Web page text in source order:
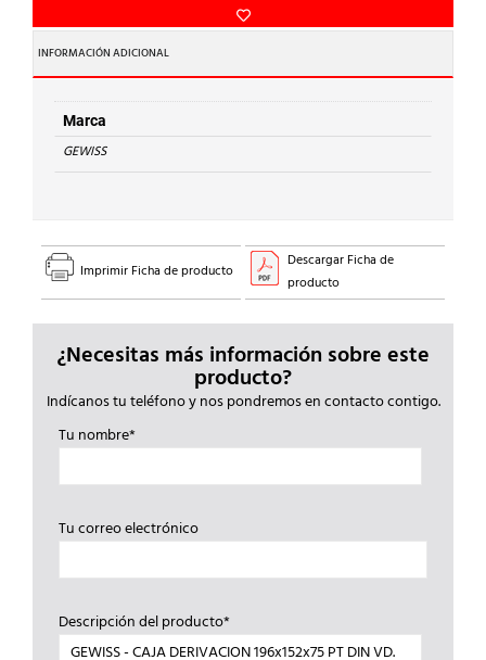
DERIVACION
196x152x75
PT
DIN
VD.
cantidad
INFORMACIÓN ADICIONAL
Marca
GEWISS
Imprimir Ficha de producto
Descargar Ficha de
producto
¿Necesitas más información sobre este
producto?
Indícanos tu teléfono y nos pondremos en contacto contigo.
Tu nombre*
Tu correo electrónico
Descripción del producto*